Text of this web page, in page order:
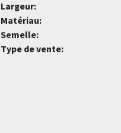
Largeur:
Matériau:
Semelle:
Type de vente: